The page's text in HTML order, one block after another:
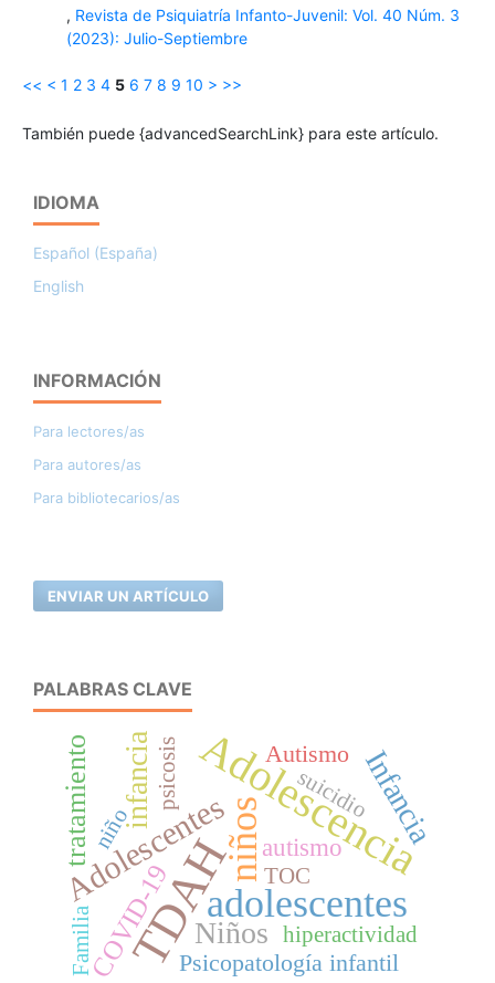
, Revista de Psiquiatría Infanto-Juvenil: Vol. 40 Núm. 3
(2023): Julio-Septiembre
<< < 1 2 3 4 5 6 7 8 9 10 > >>
También puede {advancedSearchLink} para este artículo.
IDIOMA
Español (España)
English
INFORMACIÓN
Para lectores/as
Para autores/as
Para bibliotecarios/as
ENVIAR UN ARTÍCULO
PALABRAS CLAVE
TDAH
Adolescencia
niños
adolescentes
Adolescentes Infancia
Niños
infancia
tratamiento
COVID-19
autismo
Autismo
Psicopatología infantil
TOC
Familia hiperactividad
psicosis suicidio
niño